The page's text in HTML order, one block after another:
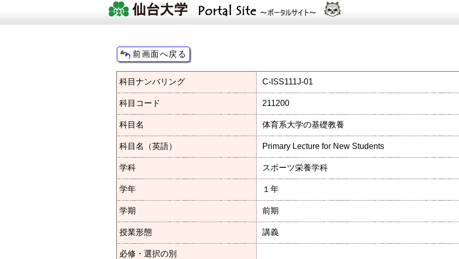
科目ナンバリング C-ISS111J-01
科目コード 211200
科目名 体育系大学の基礎教養
科目名（英語） Primary Lecture for New Students
学科 スポーツ栄養学科
学年 １年
学期 前期
授業形態 講義
必修・選択の別